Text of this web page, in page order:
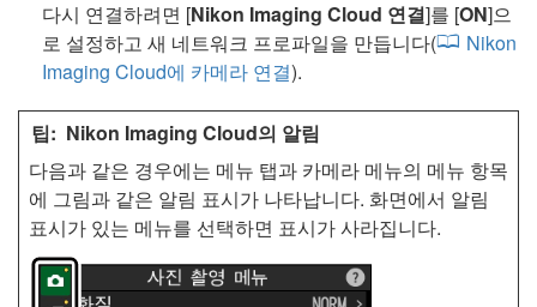
다시 연결하려면 [Nikon Imaging Cloud 연결]를 [ON]으
로 설정하고 새 네트워크 프로파일을 만듭니다(
Nikon
Imaging Cloud에 카메라 연결).
Nikon Imaging Cloud의 알림
다음과 같은 경우에는 메뉴 탭과 카메라 메뉴의 메뉴 항목
에 그림과 같은 알림 표시가 나타납니다. 화면에서 알림
표시가 있는 메뉴를 선택하면 표시가 사라집니다.